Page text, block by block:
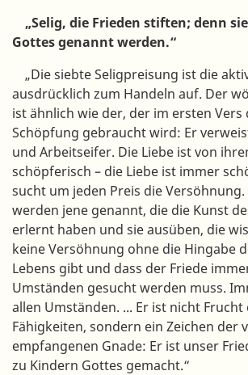
„Selig, die Frieden stiften; denn
Gottes genannt werden.“
„Die siebte Seligpreisung ist die
ausdrücklich zum Handeln auf. Der
ist ähnlich wie der, der im ersten
Schöpfung gebraucht wird: Er
und Arbeitseifer. Die Liebe ist von
schöpferisch – die Liebe ist immer
sucht um jeden Preis die
werden jene genannt, die die Kunst
erlernt haben und sie ausüben, die
keine Versöhnung ohne die Hingabe
Lebens gibt und dass der Friede
Umständen gesucht werden muss.
allen Umständen. ... Er ist nicht Frucht
Fähigkeiten, sondern ein Zeichen der
empfangenen Gnade: Er ist unser
zu Kindern Gottes gemacht.“